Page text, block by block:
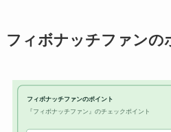
フィボナッチファンの
フィボナッチファンのポイント
『フィボナッチファン』のチェックポイント